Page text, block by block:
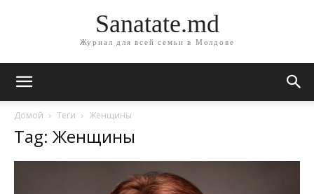
Sanatate.md
Журнал для всей семьи в Молдове
Домой Теги Женщины
Tag: Женщины